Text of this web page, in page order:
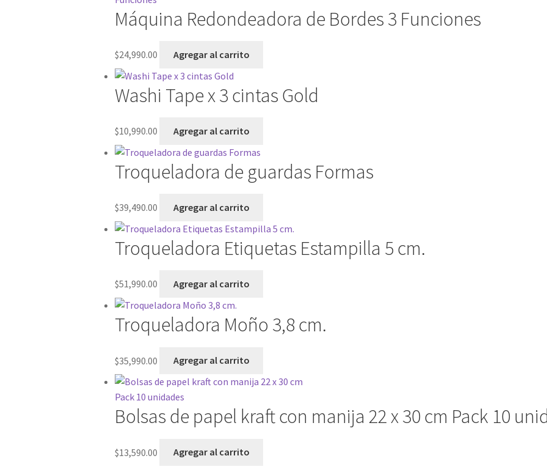
Máquina Redondeadora de Bordes 3 Funciones
$24,990.00 Agregar al carrito
Washi Tape x 3 cintas Gold
$10,990.00 Agregar al carrito
Troqueladora de guardas Formas
$39,490.00 Agregar al carrito
Troqueladora Etiquetas Estampilla 5 cm.
$51,990.00 Agregar al carrito
Troqueladora Moño 3,8 cm.
$35,990.00 Agregar al carrito
Bolsas de papel kraft con manija 22 x 30 cm Pack 10
$13,590.00 Agregar al carrito